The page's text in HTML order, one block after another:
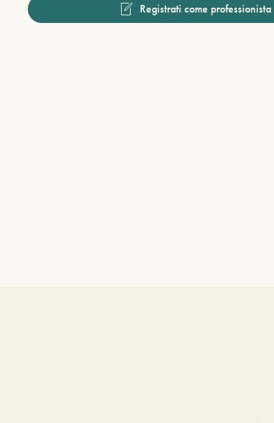
Registrati come professionista